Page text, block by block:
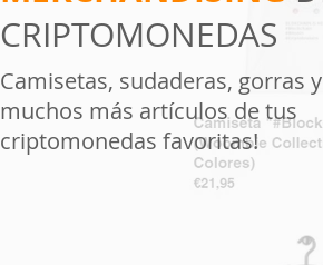
CRIPTOMONEDAS
Camisetas, sudaderas, gorras y
muchos más artículos de tus
criptomonedas favoritas!